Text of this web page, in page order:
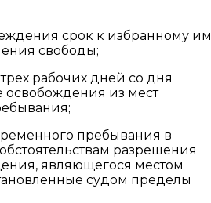
срок к избранному им
свободы;
рабочих дней со дня
освобождения из мест
пребывания в
разрешения
являющегося местом
судом пределы